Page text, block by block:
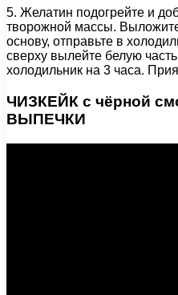
5. Желатин подогрейте и
творожной массы.
основу, отправьте в
сверху вылейте белую
холодильник на 3 часа.
ЧИЗКЕЙК с чёрной
ВЫПЕЧКИ